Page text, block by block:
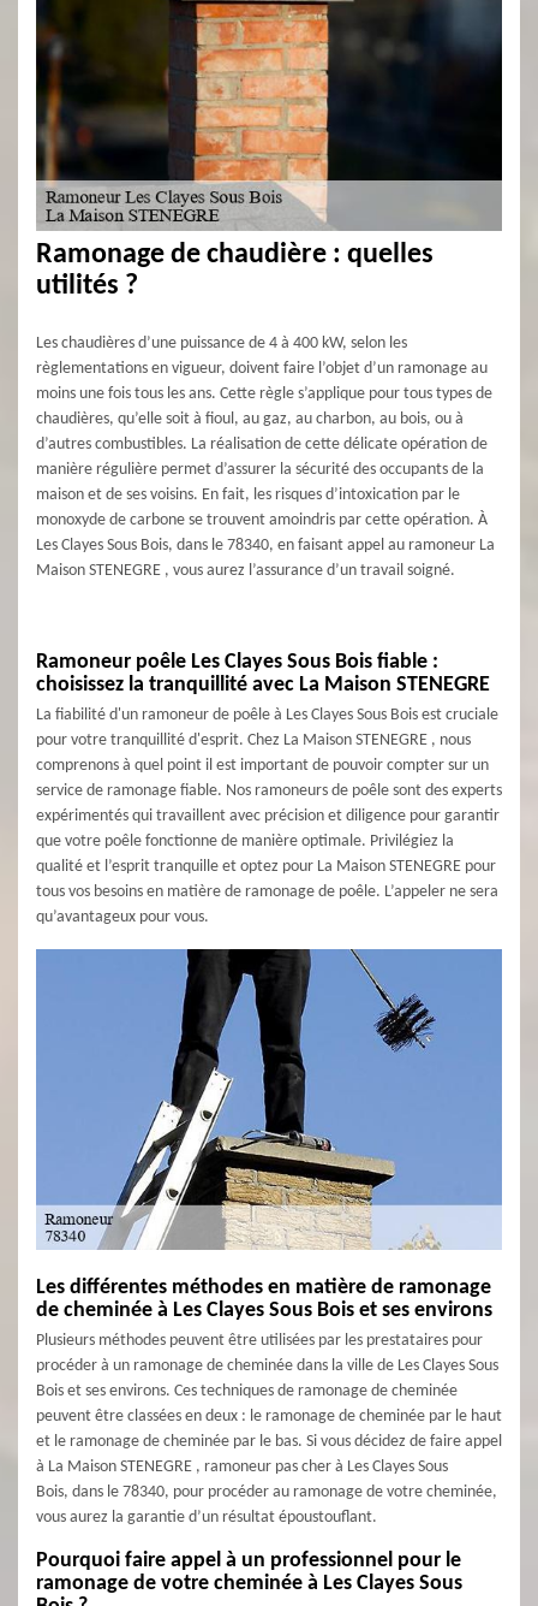
Ramonage de chaudière : quelles
utilités ?
Les chaudières d’une puissance de 4 à 400 kW, selon les
règlementations en vigueur, doivent faire l’objet d’un ramonage au
moins une fois tous les ans. Cette règle s’applique pour tous types de
chaudières, qu’elle soit à fioul, au gaz, au charbon, au bois, ou à
d’autres combustibles. La réalisation de cette délicate opération de
manière régulière permet d’assurer la sécurité des occupants de la
maison et de ses voisins. En fait, les risques d’intoxication par le
monoxyde de carbone se trouvent amoindris par cette opération. À
Les Clayes Sous Bois, dans le 78340, en faisant appel au ramoneur La
Maison STENEGRE , vous aurez l’assurance d’un travail soigné.
Ramoneur poêle Les Clayes Sous Bois fiable :
choisissez la tranquillité avec La Maison STENEGRE
La fiabilité d'un ramoneur de poêle à Les Clayes Sous Bois est cruciale
pour votre tranquillité d'esprit. Chez La Maison STENEGRE , nous
comprenons à quel point il est important de pouvoir compter sur un
service de ramonage fiable. Nos ramoneurs de poêle sont des experts
expérimentés qui travaillent avec précision et diligence pour garantir
que votre poêle fonctionne de manière optimale. Privilégiez la
qualité et l’esprit tranquille et optez pour La Maison STENEGRE pour
tous vos besoins en matière de ramonage de poêle. L’appeler ne sera
qu’avantageux pour vous.
Les différentes méthodes en matière de ramonage
de cheminée à Les Clayes Sous Bois et ses environs
Plusieurs méthodes peuvent être utilisées par les prestataires pour
procéder à un ramonage de cheminée dans la ville de Les Clayes Sous
Bois et ses environs. Ces techniques de ramonage de cheminée
peuvent être classées en deux : le ramonage de cheminée par le haut
et le ramonage de cheminée par le bas. Si vous décidez de faire appel
à La Maison STENEGRE , ramoneur pas cher à Les Clayes Sous
Bois, dans le 78340, pour procéder au ramonage de votre cheminée,
vous aurez la garantie d’un résultat époustouflant.
Pourquoi faire appel à un professionnel pour le
ramonage de votre cheminée à Les Clayes Sous